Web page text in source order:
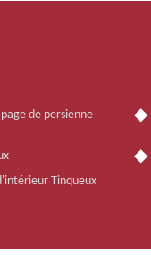
de persienne
Tinqueux